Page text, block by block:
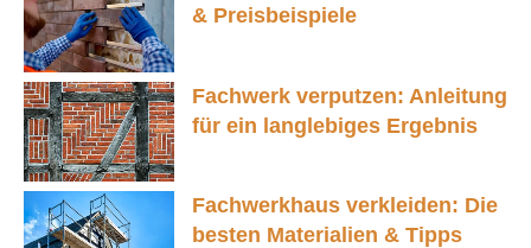
& Preisbeispiele
Fachwerk verputzen: Anleitung
für ein langlebiges Ergebnis
Fachwerkhaus verkleiden: Die
besten Materialien & Tipps